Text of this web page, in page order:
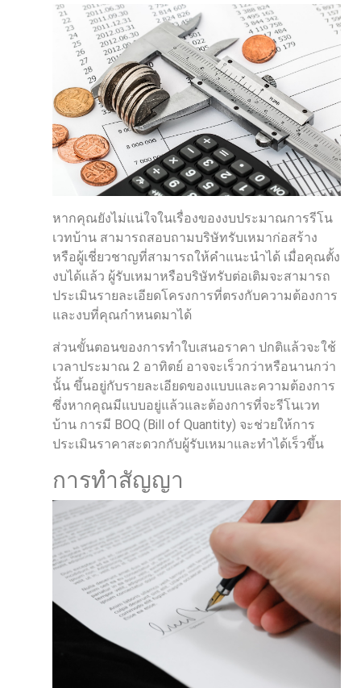
หากคุณยังไม่แน่ใจในเรื่องของงบประมาณการรีโน
เวทบ้าน สามารถสอบถามบริษัทรับเหมาก่อสร้าง
หรือผู้เชี่ยวชาญที่สามารถให้คำแนะนำได้ เมื่อคุณตั้ง
งบได้แล้ว ผู้รับเหมาหรือบริษัทรับต่อเติมจะสามารถ
ประเมินรายละเอียดโครงการที่ตรงกับความต้องการ
และงบที่คุณกำหนดมาได้
ส่วนขั้นตอนของการทำใบเสนอราคา ปกติแล้วจะใช้
เวลาประมาณ 2 อาทิตย์ อาจจะเร็วกว่าหรือนานกว่า
นั้น ขึ้นอยู่กับรายละเอียดของแบบและความต้องการ
ซึ่งหากคุณมีแบบอยู่แล้วและต้องการที่จะรีโนเวท
บ้าน การมี BOQ (Bill of Quantity) จะช่วยให้การ
ประเมินราคาสะดวกกับผู้รับเหมาและทำได้เร็วขึ้น
การทำสัญญา